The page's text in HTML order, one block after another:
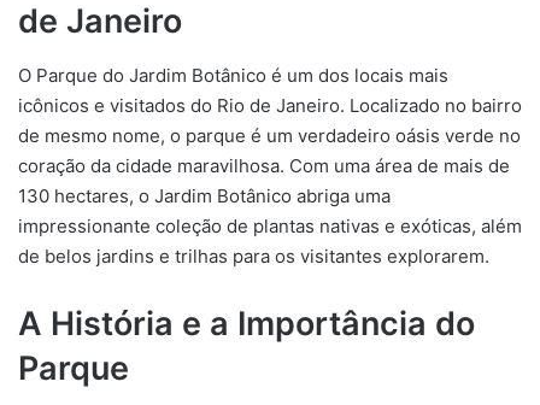
de Janeiro
O Parque do Jardim Botânico é um dos locais mais
icônicos e visitados do Rio de Janeiro. Localizado no bairro
de mesmo nome, o parque é um verdadeiro oásis verde no
coração da cidade maravilhosa. Com uma área de mais de
130 hectares, o Jardim Botânico abriga uma
impressionante coleção de plantas nativas e exóticas, além
de belos jardins e trilhas para os visitantes explorarem.
A História e a Importância do
Parque